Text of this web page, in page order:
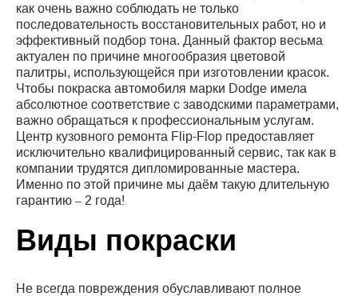
как очень важно соблюдать не только
последовательность восстановительных работ, но и
эффективный подбор тона. Данный фактор весьма
актуален по причине многообразия цветовой
палитры, использующейся при изготовлении красок.
Чтобы покраска автомобиля марки Dodge имела
абсолютное соответствие с заводскими параметрами,
важно обращаться к профессиональным услугам.
Центр кузовного ремонта Flip-Flop предоставляет
исключительно квалифицированный сервис, так как в
компании трудятся дипломированные мастера.
Именно по этой причине мы даём такую длительную
гарантию – 2 года!
Виды покраски
Не всегда повреждения обуславливают полное